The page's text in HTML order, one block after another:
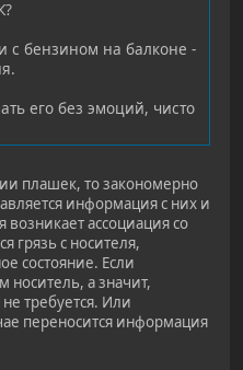
с бензином на балконе -
его без эмоций, чисто
плашек, то закономерно
информация с них и
возникает ассоциация со
грязь с носителя,
состояние. Если
носитель, а значит,
требуется. Или
переносится информация